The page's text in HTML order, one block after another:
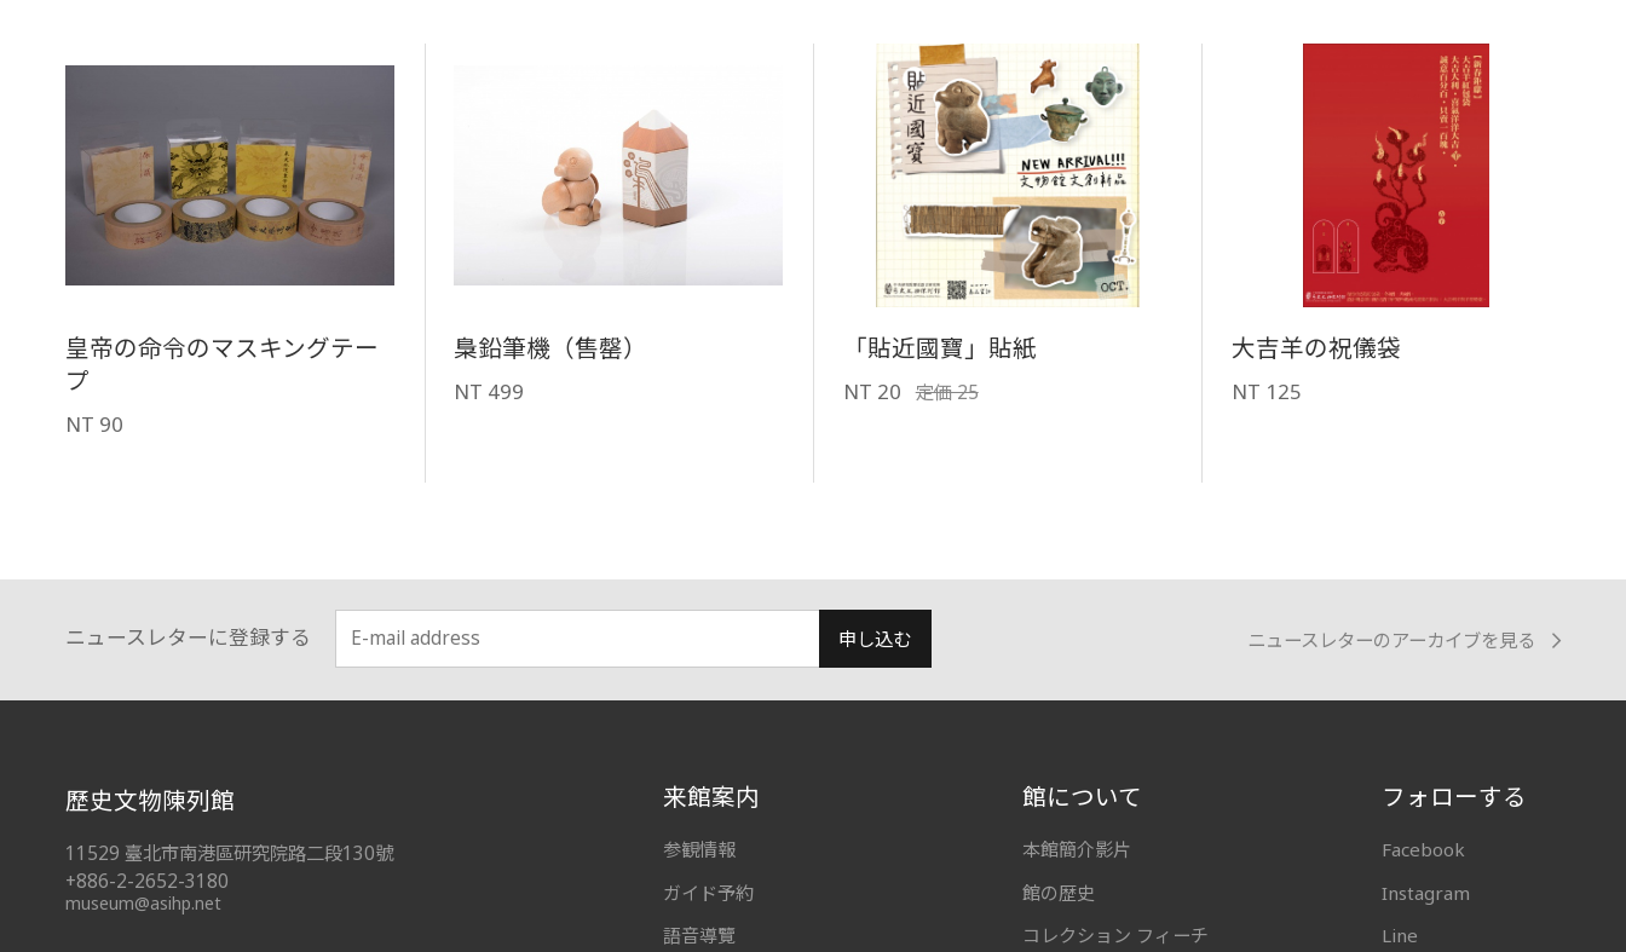
皇帝の命令のマスキングテー
プ
NT 90
梟鉛筆機（售罄）
NT 499
「貼近國寶」貼紙
NT 20 定価 25
大吉羊の祝儀袋
NT 125
ニュースレターに登録する 申し込む ニュースレターのアーカイブを見る
:::
歷史文物陳列館
11529 臺北市南港區研究院路二段130號
+886-2-2652-3180
museum@asihp.net
来館案内
参観情報
ガイド予約
語音導覽
館について
本館簡介影片
館の歴史
コレクション フィーチ
フォローする
Facebook
Instagram
Line